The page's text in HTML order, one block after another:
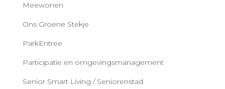
Meewonen
Ons Groene Stekje
ParkEntree
Participatie en omgevingsmanagement
Senior Smart Living / Seniorenstad